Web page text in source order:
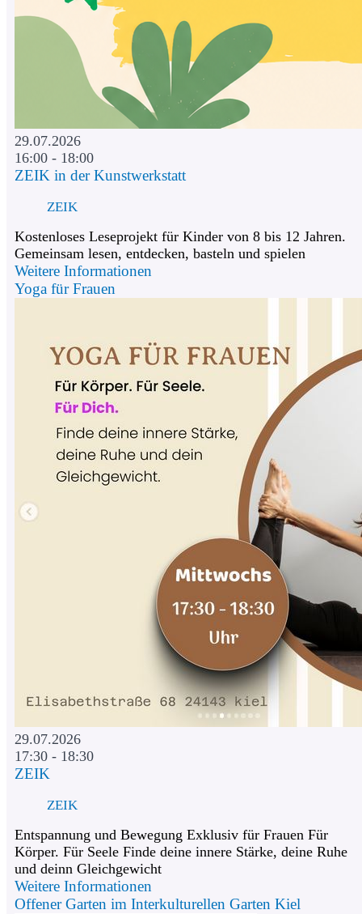
29.07.2026
16:00 - 18:00
ZEIK in der Kunstwerkstatt
ZEIK
Kostenloses Leseprojekt für Kinder von 8 bis 12 Jahren.
Gemeinsam lesen, entdecken, basteln und spielen
Weitere Informationen
Yoga für Frauen
29.07.2026
17:30 - 18:30
ZEIK
ZEIK
Entspannung und Bewegung Exklusiv für Frauen Für
Körper. Für Seele Finde deine innere Stärke, deine Ruhe
und deinn Gleichgewicht
Weitere Informationen
Offener Garten im Interkulturellen Garten Kiel